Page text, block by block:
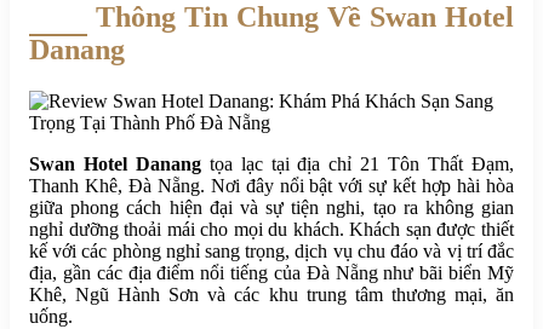
Thông Tin Chung Về Swan Hotel
Danang
Swan Hotel Danangtọa lạc tại địa chỉ 21 Tôn Thất Đạm,
Thanh Khê, Đà Nẵng. Nơi đây nổi bật với sự kết hợp hài hòa
giữa phong cách hiện đại và sự tiện nghi, tạo ra không gian
nghỉ dưỡng thoải mái cho mọi du khách. Khách sạn được thiết
kế với các phòng nghỉ sang trọng, dịch vụ chu đáo và vị trí đắc
địa, gần các địa điểm nổi tiếng của Đà Nẵng như bãi biển Mỹ
Khê, Ngũ Hành Sơn và các khu trung tâm thương mại, ăn
uống.